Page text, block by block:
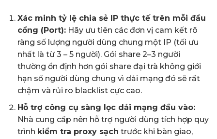
Xác minh tỷ lệ chia sẻ IP thực tế trên mỗi đầu
cổng (Port):Hãy ưu tiên các đơn vị cam kết rõ
ràng số lượng người dùng chung một IP (tối ưu
nhất là từ 3 – 5 người). Gói share 2–3 người
thường ổn định hơn gói share đại trà không giới
hạn số người dùng chung vì dải mạng đó sẽ rất
chậm và rủi ro blacklist cực cao.
Hỗ trợ công cụ sàng lọc dải mạng đầu vào:
Nhà cung cấp nên hỗ trợ người dùng tích hợp quy
trình kiểm tra proxy sạch trước khi bàn giao,